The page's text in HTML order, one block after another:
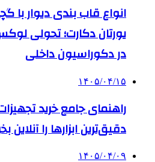
انواع قاب بندی دیوار با
یورتان دکارت؛ تحولی
در دکوراسیون داخلی
۱۴۰۵/۰۴/۱۵
راهنمای جامع خرید
دقیق‌ترین ابزارها را آنلاین
۱۴۰۵/۰۴/۰۹